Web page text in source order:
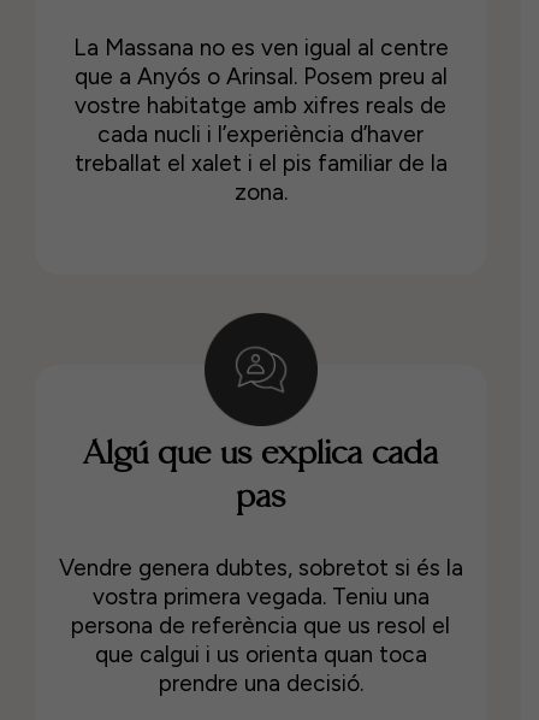
La Massana no es ven igual al centre
que a Anyós o Arinsal. Posem preu al
vostre habitatge amb xifres reals de
cada nucli i l’experiència d’haver
treballat el xalet i el pis familiar de la
zona.
Algú que us explica cada
pas
Vendre genera dubtes, sobretot si és la
vostra primera vegada. Teniu una
persona de referència que us resol el
que calgui i us orienta quan toca
prendre una decisió.